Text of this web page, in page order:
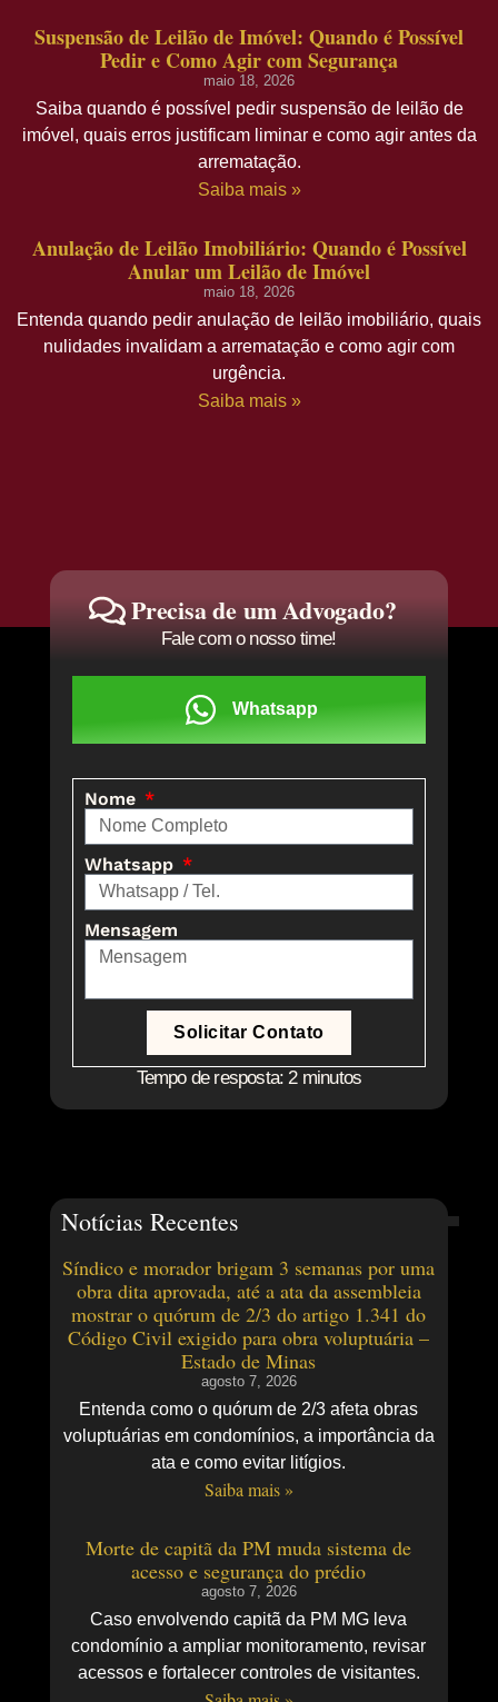
Suspensão de Leilão de Imóvel: Quando é Possível
Pedir e Como Agir com Segurança
maio 18, 2026
Saiba quando é possível pedir suspensão de leilão de
imóvel, quais erros justificam liminar e como agir antes da
arrematação.
Saiba mais »
Anulação de Leilão Imobiliário: Quando é Possível
Anular um Leilão de Imóvel
maio 18, 2026
Entenda quando pedir anulação de leilão imobiliário, quais
nulidades invalidam a arrematação e como agir com
urgência.
Saiba mais »
Precisa de um Advogado?
Fale com o nosso time!
Whatsapp
Nome
Whatsapp
Mensagem
Solicitar Contato
Tempo de resposta: 2 minutos
Notícias Recentes
Síndico e morador brigam 3 semanas por uma
obra dita aprovada, até a ata da assembleia
mostrar o quórum de 2/3 do artigo 1.341 do
Código Civil exigido para obra voluptuária –
Estado de Minas
agosto 7, 2026
Entenda como o quórum de 2/3 afeta obras
voluptuárias em condomínios, a importância da
ata e como evitar litígios.
Saiba mais »
Morte de capitã da PM muda sistema de
acesso e segurança do prédio
agosto 7, 2026
Caso envolvendo capitã da PM MG leva
condomínio a ampliar monitoramento, revisar
acessos e fortalecer controles de visitantes.